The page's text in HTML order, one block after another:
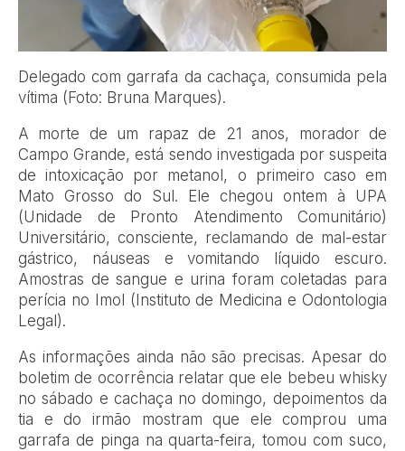
Delegado com garrafa da cachaça, consumida pela
vítima (Foto: Bruna Marques).
A morte de um rapaz de 21 anos, morador de
Campo Grande, está sendo investigada por suspeita
de intoxicação por metanol, o primeiro caso em
Mato Grosso do Sul. Ele chegou ontem à UPA
(Unidade de Pronto Atendimento Comunitário)
Universitário, consciente, reclamando de mal-estar
gástrico, náuseas e vomitando líquido escuro.
Amostras de sangue e urina foram coletadas para
perícia no Imol (Instituto de Medicina e Odontologia
Legal).
As informações ainda não são precisas. Apesar do
boletim de ocorrência relatar que ele bebeu whisky
no sábado e cachaça no domingo, depoimentos da
tia e do irmão mostram que ele comprou uma
garrafa de pinga na quarta-feira, tomou com suco,